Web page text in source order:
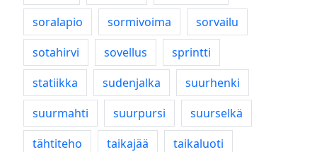
soralapio
sormivoima
sorvailu
sotahirvi
sovellus
sprintti
statiikka
sudenjalka
suurhenki
suurmahti
suurpursi
suurselkä
tähtiteho
taikajää
taikaluoti